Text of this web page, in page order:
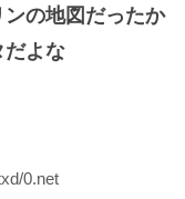
の地図だったか
だよな
0.net